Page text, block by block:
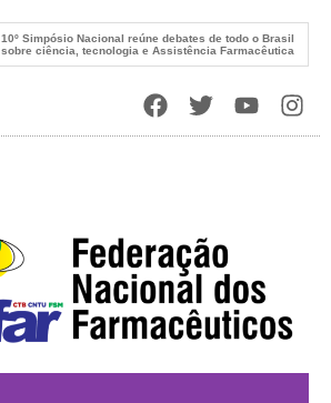
10º Simpósio Nacional reúne debates de todo o Brasil
sobre ciência, tecnologia e Assistência Farmacêutica